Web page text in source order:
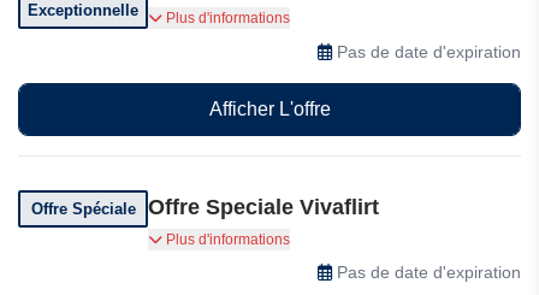
Exceptionnelle Vivaflirt propose une inscription gratuite sur son
site de rencontre français
Plus d'informations
Pas de date d'expiration
Afficher L'offre
Offre Spéciale Offre Speciale Vivaflirt
Rencontrez des célibataires sérieux sur Vivaflirt
— des profils vérifiés, une protection des
données renforcée et des chats sécurisés et
Plus d'informations
Pas de date d'expiration